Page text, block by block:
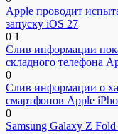
Apple проводит
запуску iOS 27
0 1
Слив информации
складного телефона
0
Слив информации о
смартфонов Apple
0
Samsung Galaxy Z